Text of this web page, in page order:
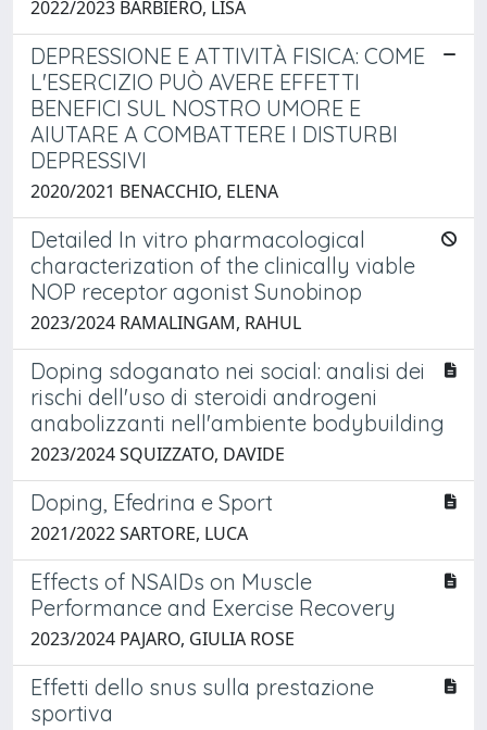
2022/2023 BARBIERO, LISA
DEPRESSIONE E ATTIVITÀ FISICA: COME
L'ESERCIZIO PUÒ AVERE EFFETTI
BENEFICI SUL NOSTRO UMORE E
AIUTARE A COMBATTERE I DISTURBI
DEPRESSIVI
2020/2021 BENACCHIO, ELENA
Detailed In vitro pharmacological
characterization of the clinically viable
NOP receptor agonist Sunobinop
2023/2024 RAMALINGAM, RAHUL
Doping sdoganato nei social: analisi dei
rischi dell'uso di steroidi androgeni
anabolizzanti nell'ambiente bodybuilding
2023/2024 SQUIZZATO, DAVIDE
Doping, Efedrina e Sport
2021/2022 SARTORE, LUCA
Effects of NSAIDs on Muscle
Performance and Exercise Recovery
2023/2024 PAJARO, GIULIA ROSE
Effetti dello snus sulla prestazione
sportiva